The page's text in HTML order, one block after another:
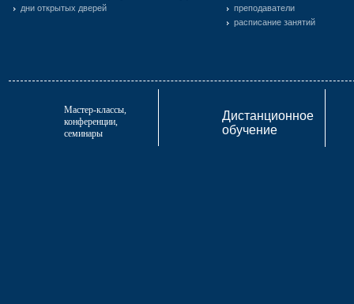
дни открытых дверей
преподаватели
расписание занятий
Мастер-классы,
конференции,
семинары
Дистанционное
обучение